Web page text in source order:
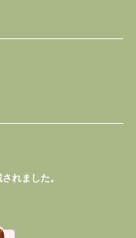
れました。